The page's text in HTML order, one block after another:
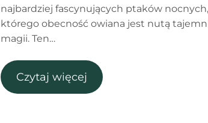
najbardziej fascynujących ptaków nocnych,
którego obecność owiana jest nutą
magii. Ten…
Czytaj więcej